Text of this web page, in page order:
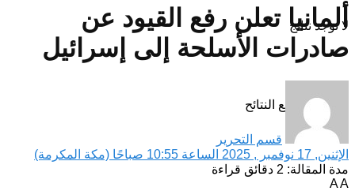
لا توجد نتائج
مشاهدة جميع النتائح
ألمانيا تعلن رفع القيود عن
صادرات الأسلحة إلى إسرائيل
قسم التحرير
الإثنين, 17 نوفمبر , 2025 الساعة 10:55 صباحًا (مكة المكرمة)
مدة المقالة: 2 دقائق قراءة
AA